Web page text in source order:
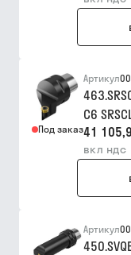
Под заказ
Артикул
C6
41
вкл ндс
Артикул